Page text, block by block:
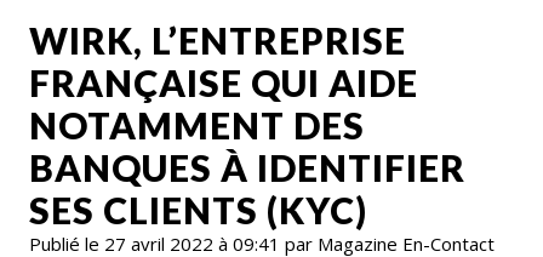
WIRK, L’ENTREPRISE
FRANÇAISE QUI AIDE
NOTAMMENT DES
BANQUES À IDENTIFIER
SES CLIENTS (KYC)
Publié le 27 avril 2022 à 09:41 par Magazine En-Contact